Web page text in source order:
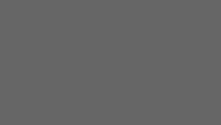
je na nasze zlecenie,
oparciu o stosowną podstawę
zbierane są przez naszych